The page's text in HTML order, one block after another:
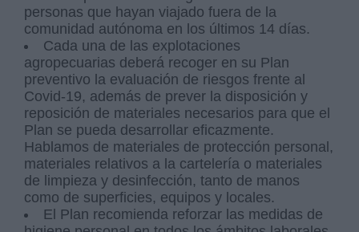
personas que hayan viajado fuera de la
comunidad autónoma en los últimos 14 días.
Cada una de las explotaciones
agropecuarias deberá recoger en su Plan
preventivo la evaluación de riesgos frente al
Covid-19, además de prever la disposición y
reposición de materiales necesarios para que el
Plan se pueda desarrollar eficazmente.
Hablamos de materiales de protección personal,
materiales relativos a la cartelería o materiales
de limpieza y desinfección, tanto de manos
como de superficies, equipos y locales.
El Plan recomienda reforzar las medidas de